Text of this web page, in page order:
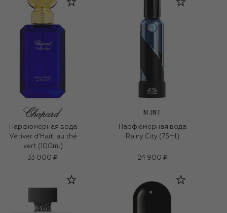
Парфюмерная вода
Vétiver d’Haïti au thé
vert (100ml)
33 000 ₽
M.INT
Парфюмерная вода
Rainy City (75ml)
24 900 ₽